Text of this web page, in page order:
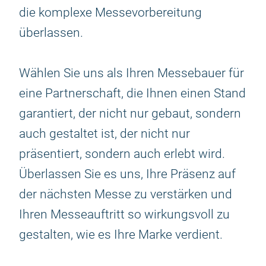
die komplexe Messevorbereitung
überlassen.
Wählen Sie uns als Ihren Messebauer für
eine Partnerschaft, die Ihnen einen Stand
garantiert, der nicht nur gebaut, sondern
auch gestaltet ist, der nicht nur
präsentiert, sondern auch erlebt wird.
Überlassen Sie es uns, Ihre Präsenz auf
der nächsten Messe zu verstärken und
Ihren Messeauftritt so wirkungsvoll zu
gestalten, wie es Ihre Marke verdient.